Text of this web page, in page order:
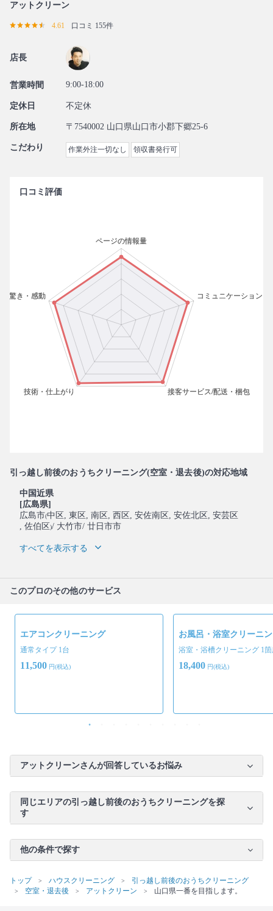
アットクリーン
4.61 口コミ 155件
店長
営業時間 9:00-18:00
定休日 不定休
所在地 〒7540002 山口県山口市小郡下郷25-6
こだわり 作業外注一切なし 領収書発行可
口コミ評価
引っ越し前後のおうちクリーニング(空室・退去後)の対応地域
中国近県
[広島県]
広島市(中区 , 東区 , 南区 , 西区 , 安佐南区 , 安佐北区 , 安芸区
, 佐伯区)/ 大竹市/ 廿日市市
すべてを表示する
このプロのその他のサービス
エアコンクリーニング
通常タイプ 1台
11,500 円(税込)
お風呂・浴室クリーニ
浴室・浴槽クリーニング 1
18,400 円(税込)
アットクリーンさんが回答しているお悩み
同じエリアの引っ越し前後のおうちクリーニングを探
す
他の条件で探す
トップ ハウスクリーニング
引っ越し前後のおうちクリーニング
空室・退去後
アットクリーン 山口県一番を目指します。